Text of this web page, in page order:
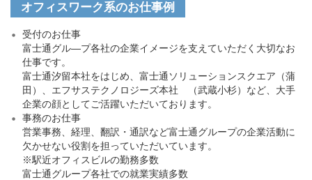
オフィスワーク系のお仕事例
受付のお仕事
富士通グル―プ各社の企業イメージを支えていただく大切なお
仕事です。
富士通汐留本社をはじめ、富士通ソリューションスクエア（蒲
田）、エフサステクノロジーズ本社 （武蔵小杉）など、大手
企業の顔としてご活躍いただいております。
事務のお仕事
営業事務、経理、翻訳・通訳など富士通グループの企業活動に
欠かせない役割を担っていただいています。
※駅近オフィスビルの勤務多数
富士通グループ各社での就業実績多数